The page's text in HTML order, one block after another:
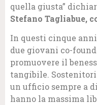
quella giusta”
Stefano Tagliabue,
In questi cinque
due giovani co-
promuovere il
tangibile.
un ufficio sempre a
hanno la massima